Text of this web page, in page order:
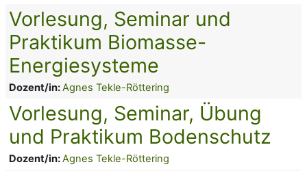
Vorlesung, Seminar und
Praktikum Biomasse-
Energiesysteme
Dozent/in:Agnes Tekle-Röttering
Vorlesung, Seminar, Übung
und Praktikum Bodenschutz
Dozent/in:Agnes Tekle-Röttering